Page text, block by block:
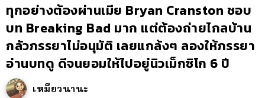
ทุกอย่างต้องผ่านเมีย Bryan Cranston ชอบ
บท Breaking Bad มาก แต่ต้องถ่ายไกลบ้าน
กลัวภรรยาไม่อนุมัติ เลยแกล้งๆ ลองให้ภรรยา
อ่านบทดู ดีจนยอมให้ไปอยู่นิวเม็กซิโก 6 ปี
เหมียวนานะ